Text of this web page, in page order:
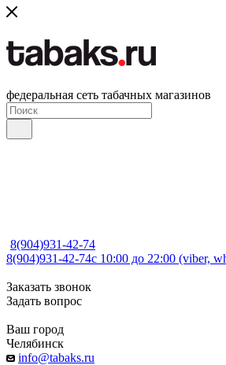
федеральная сеть табачных магазинов
8(904)931-42-74
8(904)931-42-74с 10:00 до 22:00 (viber,
Заказать звонок
Задать вопрос
Ваш город
Челябинск
info@tabaks.ru